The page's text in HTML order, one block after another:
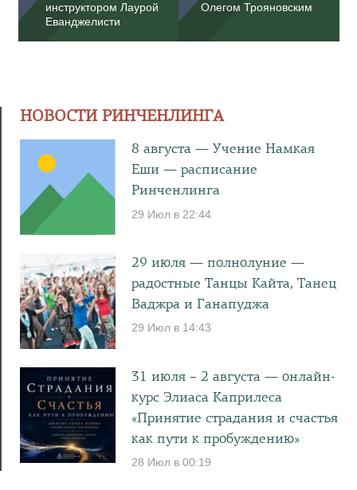
инструктором Лаурой
Еванджелисти
Олегом Трояновским
НОВОСТИ РИНЧЕНЛИНГА
8 августа — Учение Намкая
Еши — расписание
Ринченлинга
29 Июл в 22:44
29 июля — полнолуние —
радостные Танцы Кайта, Танец
Ваджра и Ганапуджа
29 Июл в 14:43
31 июля – 2 августа — онлайн-
курс Элиаса Каприлеса
«Принятие страдания и счастья
как пути к пробуждению»
28 Июл в 00:19